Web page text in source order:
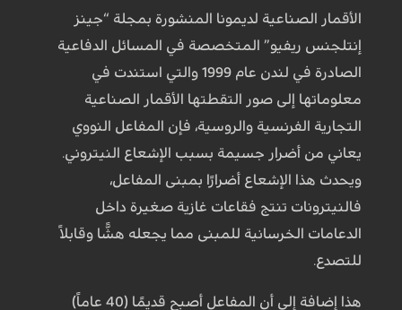
الأقمار الصناعية لديمونا المنشورة بمجلة “جينز
إنتلجنس ريفيو” المتخصصة في المسائل الدفاعية
الصادرة في لندن عام 1999 والتي استندت في
معلوماتها إلى صور التقطتها الأقمار الصناعية
التجارية الفرنسية والروسية، فإن المفاعل النووي
يعاني من أضرار جسيمة بسبب الإشعاع النيتروني.
ويحدث هذا الإشعاع أضرارًا بمبنى المفاعل،
فالنيترونات تنتج فقاعات غازية صغيرة داخل
الدعامات الخرسانية للمبنى مما يجعله هشًّا وقابلاً
للتصدع.
هذا إضافة إلى أن المفاعل أصبح قديمًا (40 عاماً)